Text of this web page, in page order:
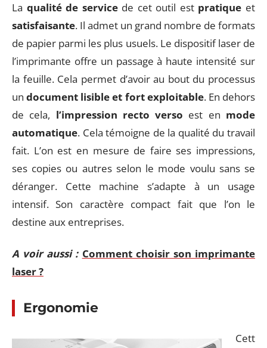
La qualité de servicede cet outil est pratique et
satisfaisante. Il admet un grand nombre de formats
de papier parmi les plus usuels. Le dispositif laser de
l’imprimante offre un passage à haute intensité sur
la feuille. Cela permet d’avoir au bout du processus
undocument lisible et fort exploitable. En dehors
de cela, l’impression recto verso est en mode
automatique. Cela témoigne de la qualité du travail
fait. L’on est en mesure de faire ses impressions,
ses copies ou autres selon le mode voulu sans se
déranger. Cette machine s’adapte à un usage
intensif. Son caractère compact fait que l’on le
destine aux entreprises.
A voir aussi : Comment choisir son imprimante
laser ?
Ergonomie
Cett